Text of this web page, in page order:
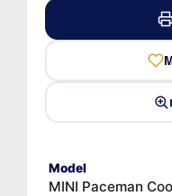
Model
MINI Paceman